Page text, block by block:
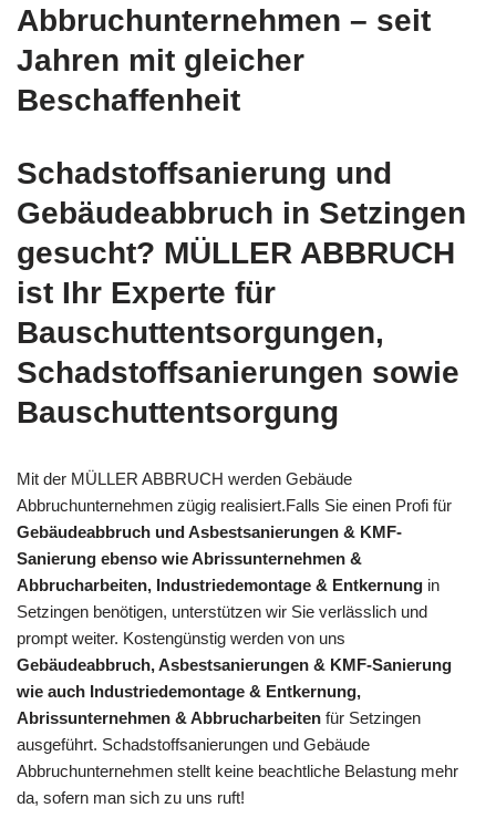
Abbruchunternehmen – seit
Jahren mit gleicher
Beschaffenheit
Schadstoffsanierung und
Gebäudeabbruch in Setzingen
gesucht? MÜLLER ABBRUCH
ist Ihr Experte für
Bauschuttentsorgungen,
Schadstoffsanierungen sowie
Bauschuttentsorgung
Mit der MÜLLER ABBRUCH werden Gebäude
Abbruchunternehmen zügig realisiert.Falls Sie einen Profi für
Gebäudeabbruch und Asbestsanierungen & KMF-
Sanierung ebenso wie Abrissunternehmen &
Abbrucharbeiten, Industriedemontage & Entkernung in
Setzingen benötigen, unterstützen wir Sie verlässlich und
prompt weiter. Kostengünstig werden von uns
Gebäudeabbruch, Asbestsanierungen & KMF-Sanierung
wie auch Industriedemontage & Entkernung,
Abrissunternehmen & Abbrucharbeiten für Setzingen
ausgeführt. Schadstoffsanierungen und Gebäude
Abbruchunternehmen stellt keine beachtliche Belastung mehr
da, sofern man sich zu uns ruft!